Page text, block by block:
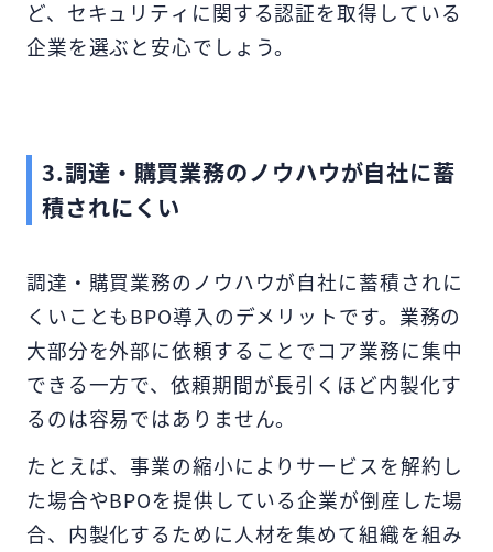
ど、セキュリティに関する認証を取得している
企業を選ぶと安心でしょう。
3.調達・購買業務のノウハウが自社に蓄
積されにくい
調達・購買業務のノウハウが自社に蓄積されに
くいこともBPO導入のデメリットです。業務の
大部分を外部に依頼することでコア業務に集中
できる一方で、依頼期間が長引くほど内製化す
るのは容易ではありません。
たとえば、事業の縮小によりサービスを解約し
た場合やBPOを提供している企業が倒産した場
合、内製化するために人材を集めて組織を組み